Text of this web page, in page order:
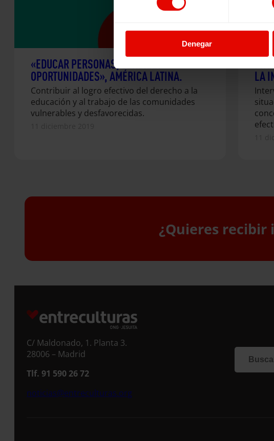
Denegar
«EDUCAR PERSONAS, GENERAR
OPORTUNIDADES», AMÉRICA LATINA.
Contribuir al logro efectivo del derecho a la
educación y al trabajo de las comunidades
vulnerables y desfavorecidas.
LA
¿Quieres recibir
C/ Maldonado, 1. Planta 3.
28006 – Madrid
Tlf. 91 590 26 72
noticias@entreculturas.org